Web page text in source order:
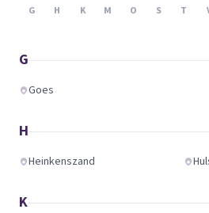
G H K M O S T
G
Goes
H
Heinkenszand
K